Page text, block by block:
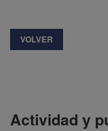
VOLVER
Actividad y